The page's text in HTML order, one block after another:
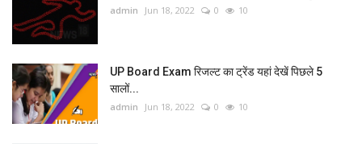
admin Jun 18, 2022 0 10
UP Board Exam रिजल्ट का ट्रेंड यहां देखें पिछले 5
सालों...
admin Jun 18, 2022 0 10